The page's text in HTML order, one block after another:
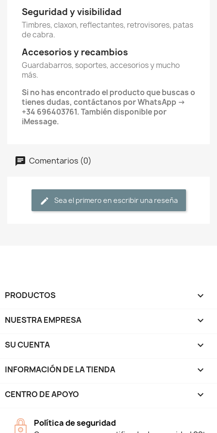
Seguridad y visibilidad
Timbres, claxon, reflectantes, retrovisores, patas
de cabra.
Accesorios y recambios
Guardabarros, soportes, accesorios y mucho
más.
Si no has encontrado el producto que buscas o
tienes dudas, contáctanos por WhatsApp →
+34 696403761. También disponible por
iMessage.
Comentarios (0)
Sea el primero en escribir una reseña
PRODUCTOS 
NUESTRA EMPRESA 
SU CUENTA 
INFORMACIÓN DE LA TIENDA keyboard_arrow_down
CENTRO DE APOYO 
Política de seguridad